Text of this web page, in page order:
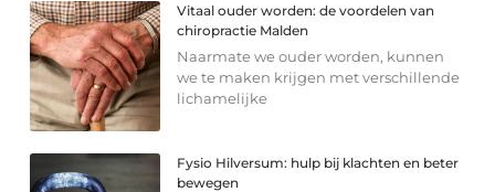
Vitaal ouder worden: de voordelen van
chiropractie Malden
Naarmate we ouder worden, kunnen
we te maken krijgen met verschillende
lichamelijke
Fysio Hilversum: hulp bij klachten en beter
bewegen